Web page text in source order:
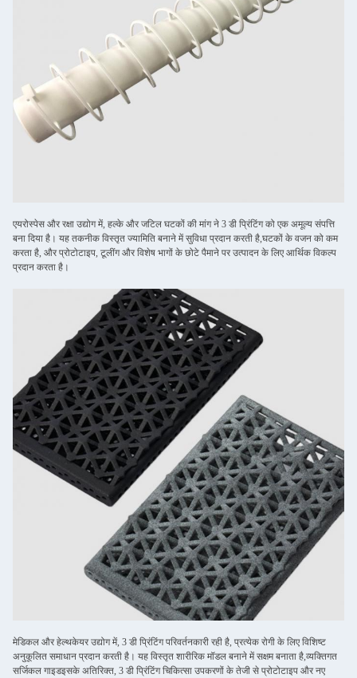
एयरोस्पेस और रक्षा उद्योग में, हल्के और जटिल घटकों की मांग ने 3 डी प्रिंटिंग को एक अमूल्य संपत्ति
बना दिया है। यह तकनीक विस्तृत ज्यामिति बनाने में सुविधा प्रदान करती है,घटकों के वजन को कम
करता है, और प्रोटोटाइप, टूलींग और विशेष भागों के छोटे पैमाने पर उत्पादन के लिए आर्थिक विकल्प
प्रदान करता है।
मेडिकल और हेल्थकेयर उद्योग में, 3 डी प्रिंटिंग परिवर्तनकारी रही है, प्रत्येक रोगी के लिए विशिष्ट
अनुकूलित समाधान प्रदान करती है। यह विस्तृत शारीरिक मॉडल बनाने में सक्षम बनाता है,व्यक्तिगत
सर्जिकल गाइडइसके अतिरिक्त, 3 डी प्रिंटिंग चिकित्सा उपकरणों के तेजी से प्रोटोटाइप और नए